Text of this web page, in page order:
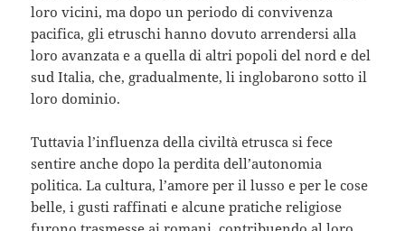
loro vicini, ma dopo un periodo di convivenza
pacifica, gli etruschi hanno dovuto arrendersi alla
loro avanzata e a quella di altri popoli del nord e del
sud Italia, che, gradualmente, li inglobarono sotto il
loro dominio.
Tuttavia l’influenza della civiltà etrusca si fece
sentire anche dopo la perdita dell’autonomia
politica. La cultura, l’amore per il lusso e per le cose
belle, i gusti raffinati e alcune pratiche religiose